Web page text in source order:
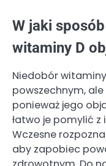
W jaki
witaminy D
Niedobór
powszechnym,
ponieważ jego
łatwo je pomylić
Wczesne
aby zapobiec